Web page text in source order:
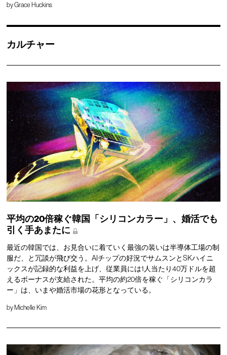
byGrace Huckins
カルチャー
平均の20倍稼ぐ韓国「シリコンカラー」、婚活でも
引く手あまたに
最近の韓国では、お見合いに着ていく最強の装いは半導体工場の制
服だ、と冗談が飛び交う。AIチップの好況でサムスンとSKハイニ
ックスが記録的な利益を上げ、従業員には1人当たり40万ドルを超
えるボーナスが支給された。平均の約20倍を稼ぐ「シリコンカラ
ー」は、いまや婚活市場の花形となっている。
by Michelle Kim